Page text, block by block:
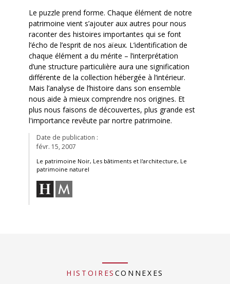
Date de publication :
févr. 15, 2007
Le patrimoine Noir, Les bâtiments et l'architecture, Le
patrimoine naturel
Le puzzle prend forme. Chaque élément de notre
patrimoine vient s’ajouter aux autres pour nous
raconter des histoires importantes qui se font
l’écho de l’esprit de nos aïeux. L’identification de
chaque élément a du mérite – l’interprétation
d’une structure particulière aura une signification
différente de la collection hébergée à l’intérieur.
Mais l’analyse de l’histoire dans son ensemble
nous aide à mieux comprendre nos origines. Et
plus nous faisons de découvertes, plus grande est
l'importance revêute par nortre patrimoine.
HISTOIRES CONNEXES